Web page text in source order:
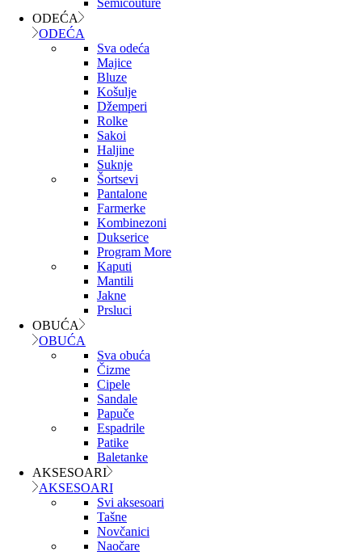
Semicouture
ODEĆA
ODEĆA
Sva odeća
Majice
Bluze
Košulje
Džemperi
Rolke
Sakoi
Haljine
Suknje
Šortsevi
Pantalone
Farmerke
Kombinezoni
Dukserice
Program More
Kaputi
Mantili
Jakne
Prsluci
OBUĆA
OBUĆA
Sva obuća
Čizme
Cipele
Sandale
Papuče
Espadrile
Patike
Baletanke
AKSESOARI
AKSESOARI
Svi aksesoari
Tašne
Novčanici
Naočare